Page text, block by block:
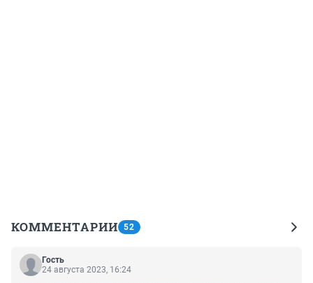
КОММЕНТАРИИ 52
Гость
24 августа 2023, 16:24